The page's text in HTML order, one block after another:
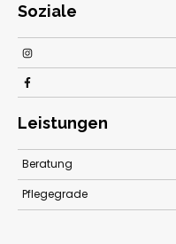
Soziale
Leistungen
Beratung
Pflegegrade